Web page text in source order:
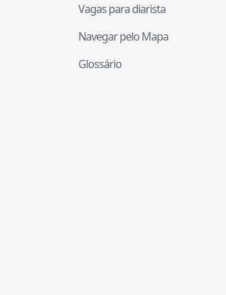
Vagas para diarista
Navegar pelo Mapa
Glossário